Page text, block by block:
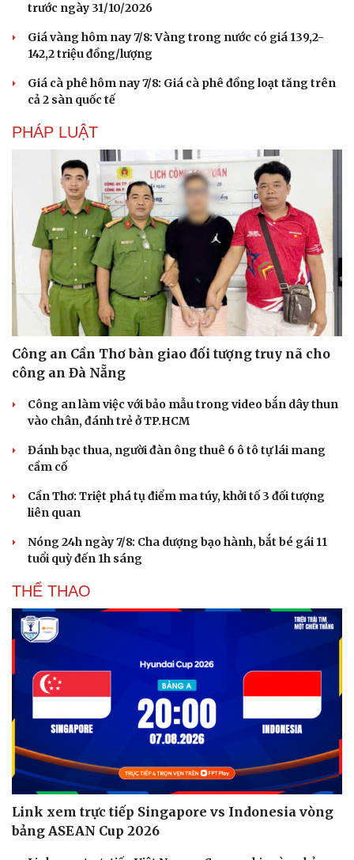
Văn hóa
Sân khấu - Điện ảnh
Văn học
Di sản
Nghệ sĩ
trước ngày 31/10/2026
Giá vàng hôm nay 7/8: Vàng trong nước có giá 139,2-
142,2 triệu đồng/lượng
Giá cà phê hôm nay 7/8: Giá cà phê đồng loạt tăng trên
cả 2 sàn quốc tế
PHÁP LUẬT
Công an Cần Thơ bàn giao đối tượng truy nã cho
công an Đà Nẵng
Công an làm việc với bảo mẫu trong video bắn dây thun
vào chân, đánh trẻ ở TP.HCM
Đánh bạc thua, người đàn ông thuê 6 ô tô tự lái mang
cầm cố
Cần Thơ: Triệt phá tụ điểm ma túy, khởi tố 3 đối tượng
liên quan
Nóng 24h ngày 7/8: Cha dượng bạo hành, bắt bé gái 11
tuổi quỳ đến 1h sáng
THỂ THAO
Link xem trực tiếp Singapore vs Indonesia vòng
bảng ASEAN Cup 2026